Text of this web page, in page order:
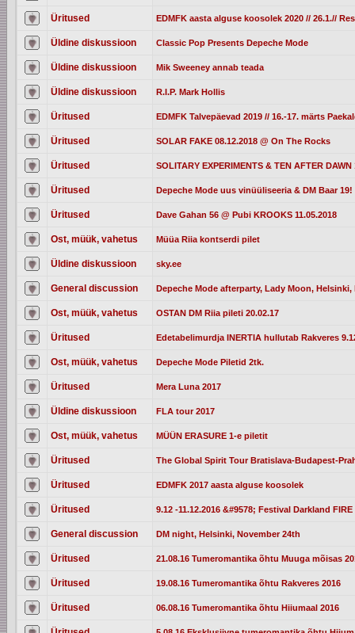
Üritused EDMFK aasta alguse koosolek 2020 // 26.1.//
Üldine diskussioon Classic Pop Presents Depeche Mode
Üldine diskussioon Mik Sweeney annab teada
Üldine diskussioon R.I.P. Mark Hollis
Üritused EDMFK Talvepäevad 2019 // 16.-17. märts
Üritused SOLAR FAKE 08.12.2018 @ On The Rocks
Üritused SOLITARY EXPERIMENTS & TEN AFTER
Üritused Depeche Mode uus vinüüliseeria & DM Baar 19!
Üritused Dave Gahan 56 @ Pubi KROOKS 11.05.2018
Ost, müük, vahetus Müüa Riia kontserdi pilet
Üldine diskussioon sky.ee
General discussion Depeche Mode afterparty, Lady Moon, Helsinki,
Ost, müük, vahetus OSTAN DM Riia pileti 20.02.17
Üritused Edetabelimurdja INERTIA hullutab Rakveres
Ost, müük, vahetus Depeche Mode Piletid 2tk.
Üritused Mera Luna 2017
Üldine diskussioon FLA tour 2017
Ost, müük, vahetus MÜÜN ERASURE 1-e piletit
Üritused The Global Spirit Tour Bratislava-Budapest-
Üritused EDMFK 2017 aasta alguse koosolek
Üritused 9.12 -11.12.2016 &#9578; Festival Darkland FIRE
General discussion DM night, Helsinki, November 24th
Üritused 21.08.16 Tumeromantika õhtu Muuga mõisas
Üritused 19.08.16 Tumeromantika õhtu Rakveres 2016
Üritused 06.08.16 Tumeromantika õhtu Hiiumaal 2016